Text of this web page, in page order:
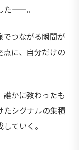
た——。
つながる瞬間が
に、自分だけの
かに教わったも
たシグナルの集積
ていく。